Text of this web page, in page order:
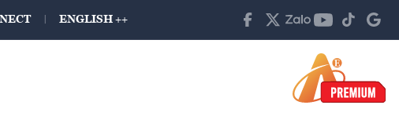
ENGLISH ++